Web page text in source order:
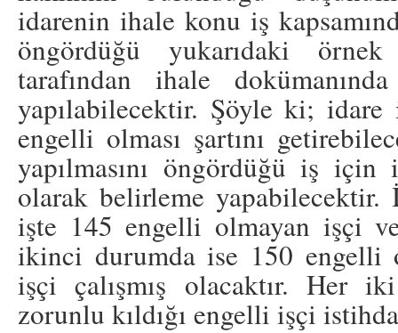
idarenin ihale konu iş
öngördüğü yukarıdaki
tarafından ihale
yapılabilecektir. Şöyle ki;
engelli olması şartını
yapılmasını öngördüğü iş
olarak belirleme
işte 145 engelli olmayan işçi
ikinci durumda ise 150 engelli
işçi çalışmış olacaktır. Her
zorunlu kıldığı engelli işçi